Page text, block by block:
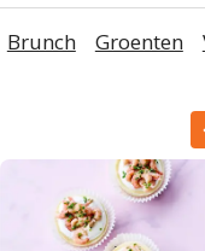
Brunch Groenten